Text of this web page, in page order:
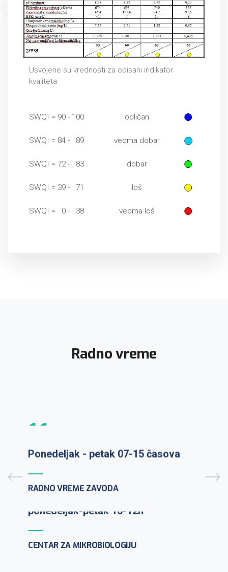
Usvojene su vrednosti za opisani indikator
kvaliteta
SWQI = 90 - 100 odličan
SWQI = 84 - 89 veoma dobar
SWQI = 72 - 83 dobar
SWQI = 39 - 71 loš
SWQI = 0 - 38 veoma loš
Radno vreme
Prijem uzoraka: ponedeljak-petak 7-
9:30h
ponedeljak-petak 10-12h
CENTAR ZA MIKROBIOLOGIJU